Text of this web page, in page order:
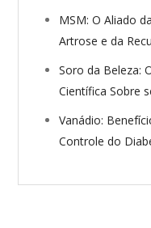
MSM: O Aliado
Artrose e da
Soro da Beleza:
Científica Sobre
Vanádio:
Controle do